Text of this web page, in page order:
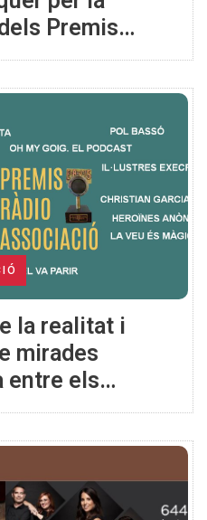
Premis
la realitat i
mirades
Premis